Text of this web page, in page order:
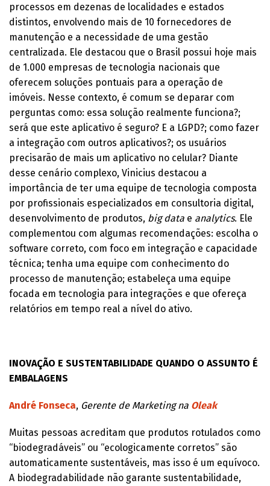
processos em dezenas de localidades e estados
distintos, envolvendo mais de 10 fornecedores de
manutenção e a necessidade de uma gestão
centralizada. Ele destacou que o Brasil possui hoje mais
de 1.000 empresas de tecnologia nacionais que
oferecem soluções pontuais para a operação de
imóveis. Nesse contexto, é comum se deparar com
perguntas como: essa solução realmente funciona?;
será que este aplicativo é seguro? E a LGPD?; como fazer
a integração com outros aplicativos?; os usuários
precisarão de mais um aplicativo no celular? Diante
desse cenário complexo, Vinicius destacou a
importância de ter uma equipe de tecnologia composta
por profissionais especializados em consultoria digital,
desenvolvimento de produtos, big data e analytics. Ele
complementou com algumas recomendações: escolha o
software correto, com foco em integração e capacidade
técnica; tenha uma equipe com conhecimento do
processo de manutenção; estabeleça uma equipe
focada em tecnologia para integrações e que ofereça
relatórios em tempo real a nível do ativo.
INOVAÇÃO E SUSTENTABILIDADE QUANDO O ASSUNTO É
EMBALAGENS
André Fonseca, Gerente de Marketing na Oleak
Muitas pessoas acreditam que produtos rotulados como
“biodegradáveis” ou “ecologicamente corretos” são
automaticamente sustentáveis, mas isso é um equívoco.
A biodegradabilidade não garante sustentabilidade,